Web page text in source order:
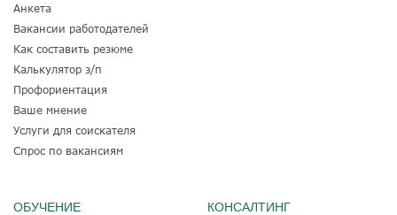
Анкета
Вакансии работодателей
Как составить резюме
Калькулятор з/п
Профориентация
Ваше мнение
Услуги для соискателя
Спрос по вакансиям
ОБУЧЕНИЕ КОНСАЛТИНГ